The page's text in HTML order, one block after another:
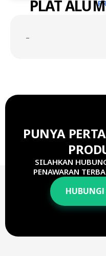
PLAT
–
PUNYA
SILAHKAN
PENAWARAN
HUBUNGI